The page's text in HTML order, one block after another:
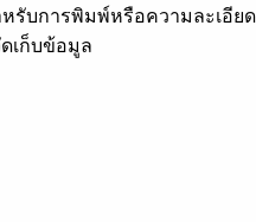
รับการพิมพ์หรือความละเอีย
เก็บข้อมูล